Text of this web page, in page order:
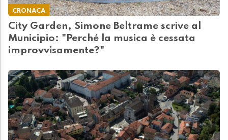
CRONACA
City Garden, Simone Beltrame scrive al
Municipio: "Perché la musica è cessata
improvvisamente?"